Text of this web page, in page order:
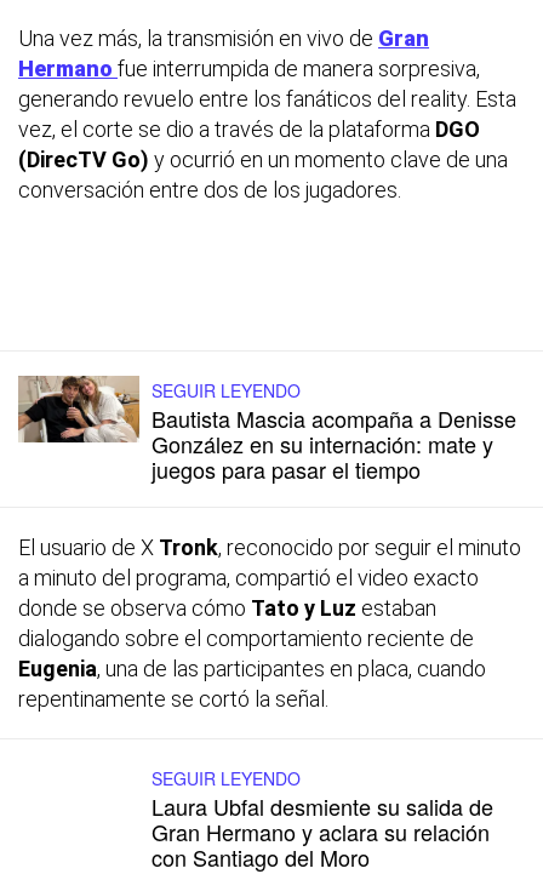
Una vez más, la transmisión en vivo de Gran
Hermano fue interrumpida de manera sorpresiva,
generando revuelo entre los fanáticos del reality. Esta
vez, el corte se dio a través de la plataforma DGO
(DirecTV Go) y ocurrió en un momento clave de una
conversación entre dos de los jugadores.
SEGUIR LEYENDO
Bautista Mascia acompaña a Denisse
González en su internación: mate y
juegos para pasar el tiempo
El usuario de X Tronk, reconocido por seguir el minuto
a minuto del programa, compartió el video exacto
donde se observa cómo Tato y Luz estaban
dialogando sobre el comportamiento reciente de
Eugenia, una de las participantes en placa, cuando
repentinamente se cortó la señal.
SEGUIR LEYENDO
Laura Ubfal desmiente su salida de
Gran Hermano y aclara su relación
con Santiago del Moro